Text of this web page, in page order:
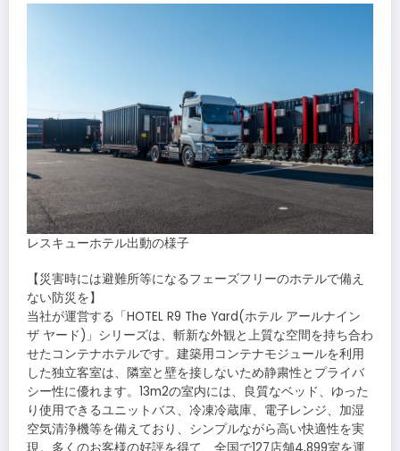
レスキューホテル出動の様子
【災害時には避難所等になるフェーズフリーのホテルで備え
ない防災を】
当社が運営する「HOTEL R9 The Yard(ホテル アールナイン
ザ ヤード)」シリーズは、斬新な外観と上質な空間を持ち合わ
せたコンテナホテルです。建築用コンテナモジュールを利用
した独立客室は、隣室と壁を接しないため静粛性とプライバ
シー性に優れます。13m2の室内には、良質なベッド、ゆった
り使用できるユニットバス、冷凍冷蔵庫、電子レンジ、加湿
空気清浄機等を備えており、シンプルながら高い快適性を実